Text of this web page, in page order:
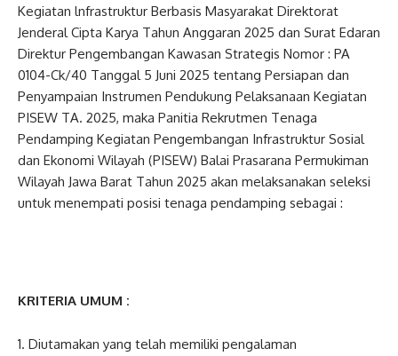
Kegiatan lnfrastruktur Berbasis Masyarakat Direktorat
Jenderal Cipta Karya Tahun Anggaran 2025 dan Surat Edaran
Direktur Pengembangan Kawasan Strategis Nomor : PA
0104-Ck/40 Tanggal 5 Juni 2025 tentang Persiapan dan
Penyampaian Instrumen Pendukung Pelaksanaan Kegiatan
PISEW TA. 2025, maka Panitia Rekrutmen Tenaga
Pendamping Kegiatan Pengembangan Infrastruktur Sosial
dan Ekonomi Wilayah (PISEW) Balai Prasarana Permukiman
Wilayah Jawa Barat Tahun 2025 akan melaksanakan seleksi
untuk menempati posisi tenaga pendamping sebagai :
KRITERIA UMUM :
Diutamakan yang telah memiliki pengalaman